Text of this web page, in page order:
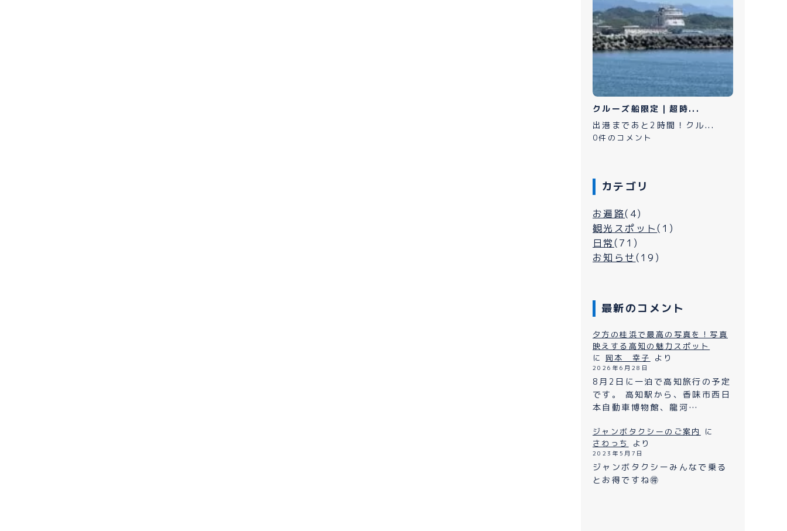
観光タクシーについて
プライバシーポリシー
お問い合わせ
クルーズ船限定｜超時...
出港まであと2時間！クル...
0件のコメント
カテゴリ
お遍路(4)
観光スポット(1)
日常(71)
お知らせ(19)
最新のコメント
夕方の桂浜で最高の写真を！写真
映えする高知の魅力スポット
に 岡本 幸子 より
2026年6月28日
8月2日に一泊で高知旅行の予定
です。 高知駅から、香味市西日
本自動車博物館、龍河…
ジャンボタクシーのご案内
に
さわっち
より
2023年5月7日
ジャンボタクシーみんなで乗る
とお得ですね🉐